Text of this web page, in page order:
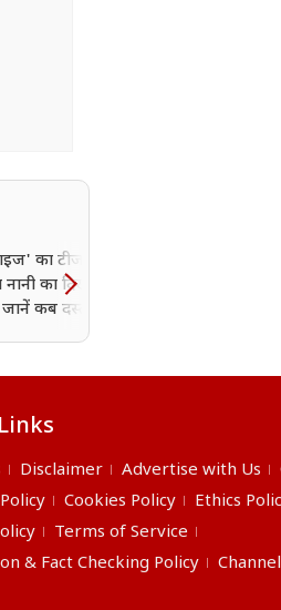
का टीजर आउट,
का दिखा नया
कब दस्तक देगी
Disclaimer Advertise with Us
Cookies Policy
Ethics
Terms of Service
& Fact Checking Policy